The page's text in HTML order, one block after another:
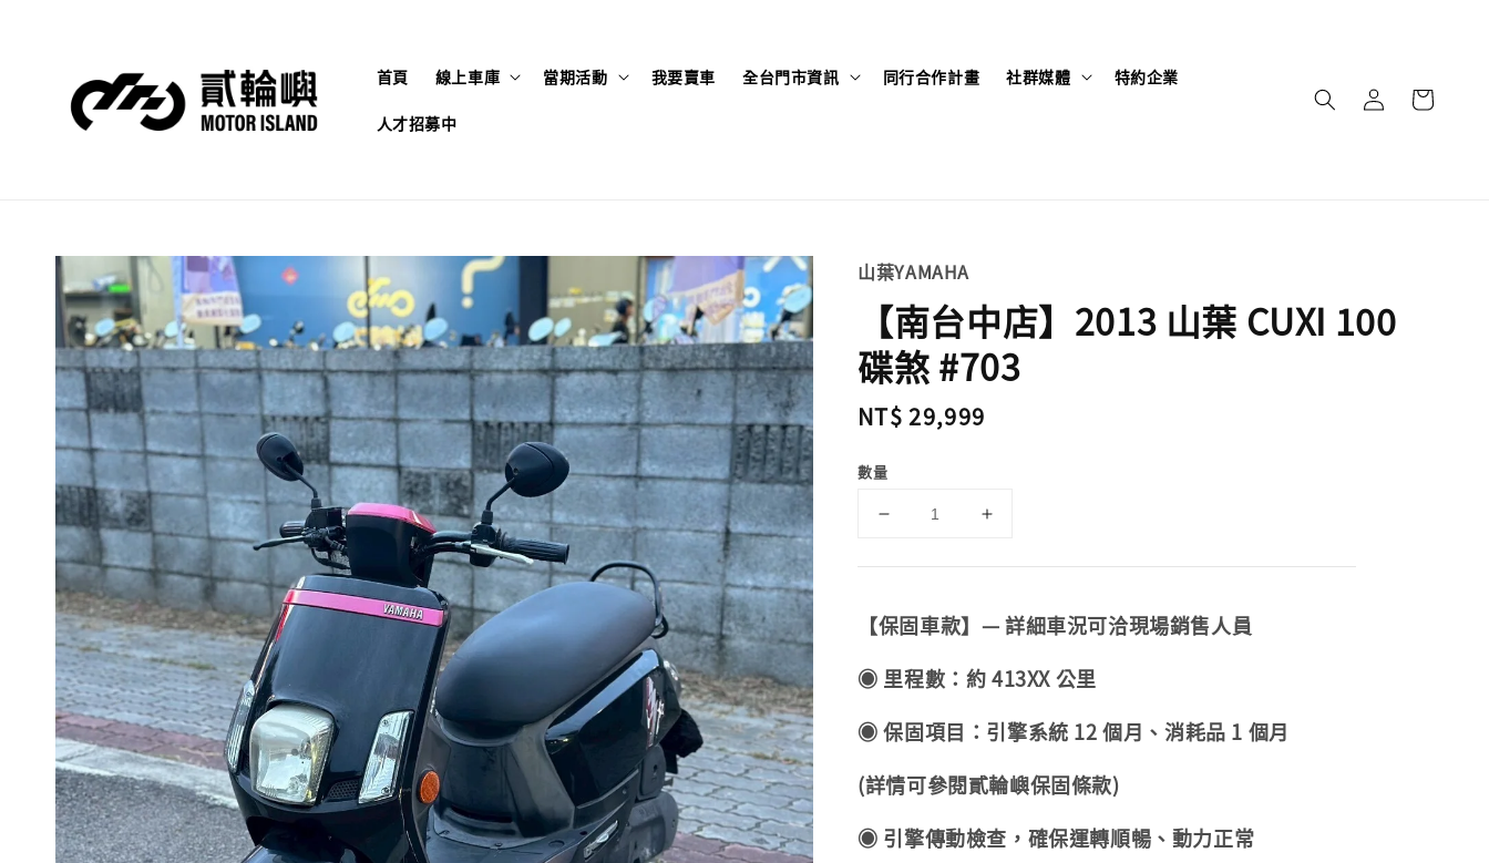
首頁 線上車庫 當期活動 我要賣車 全台門市資訊 同行合作計畫 社群媒體 特約企業
人才招募中
山葉YAMAHA
【南台中店】2013 山葉 CUXI 100
碟煞 #703
Regular
NT$ 29,999
數量
【保固車款】— 詳細車況可洽現場銷售人員
◉ 里程數：約 413XX 公里
◉ 保固項目：引擎系統 12 個月、消耗品 1 個月
(詳情可參閱貳輪嶼保固條款)
◉ 引擎傳動檢查，確保運轉順暢、動力正常